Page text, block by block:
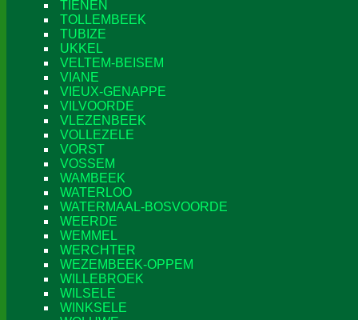
TIENEN
TOLLEMBEEK
TUBIZE
UKKEL
VELTEM-BEISEM
VIANE
VIEUX-GENAPPE
VILVOORDE
VLEZENBEEK
VOLLEZELE
VORST
VOSSEM
WAMBEEK
WATERLOO
WATERMAAL-BOSVOORDE
WEERDE
WEMMEL
WERCHTER
WEZEMBEEK-OPPEM
WILLEBROEK
WILSELE
WINKSELE